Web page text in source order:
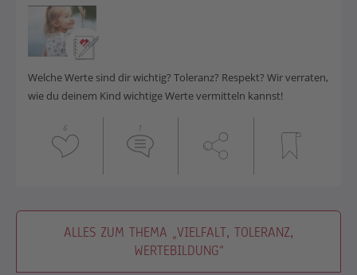
Welche Werte sind dir wichtig? Toleranz? Respekt? Wir verraten,
wie du deinem Kind wichtige Werte vermitteln kannst!
6 1
ALLES ZUM THEMA „VIELFALT, TOLERANZ,
WERTEBILDUNG“